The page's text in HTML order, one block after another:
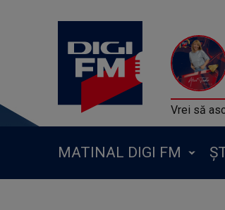
Vrei să
MATINAL DIGI FM